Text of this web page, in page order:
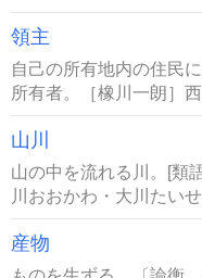
領主
自己の所有地内の住民
所有者。［橡川一朗］
山川
山の中を流れる川。[類
川おおかわ・大川たい
産物